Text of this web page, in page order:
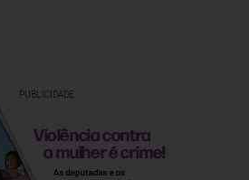
PUBLICIDADE